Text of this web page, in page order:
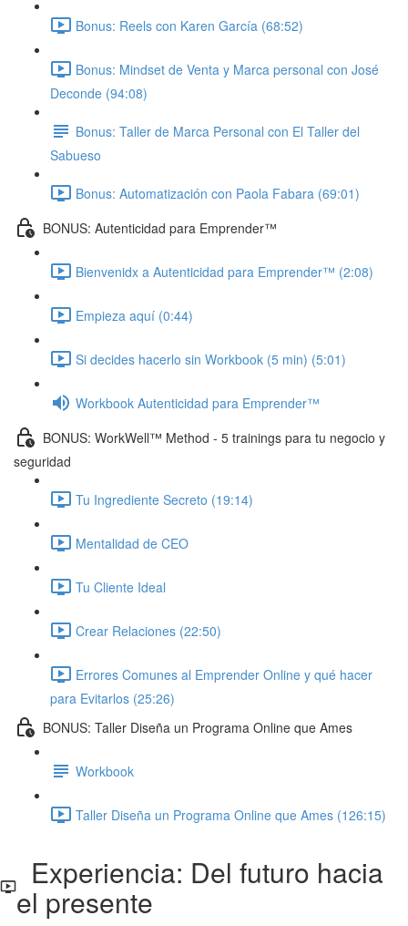
Bonus: Reels con Karen García (68:52)
Bonus: Mindset de Venta y Marca personal con José
Deconde (94:08)
Bonus: Taller de Marca Personal con El Taller del
Sabueso
Bonus: Automatización con Paola Fabara (69:01)
BONUS: Autenticidad para Emprender™
Bienvenidx a Autenticidad para Emprender™ (2:08)
Empieza aquí (0:44)
Si decides hacerlo sin Workbook (5 min) (5:01)
Workbook Autenticidad para Emprender™
BONUS: WorkWell™ Method - 5 trainings para tu negocio y
seguridad
Tu Ingrediente Secreto (19:14)
Mentalidad de CEO
Tu Cliente Ideal
Crear Relaciones (22:50)
Errores Comunes al Emprender Online y qué hacer
para Evitarlos (25:26)
BONUS: Taller Diseña un Programa Online que Ames
Workbook
Taller Diseña un Programa Online que Ames (126:15)
Experiencia: Del futuro hacia
el presente